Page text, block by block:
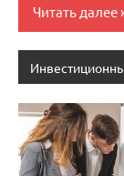
Читать далее